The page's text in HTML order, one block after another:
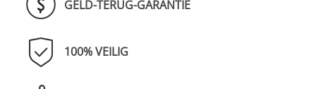
GELD-TERUG-GARANTIE
100% VEILIG